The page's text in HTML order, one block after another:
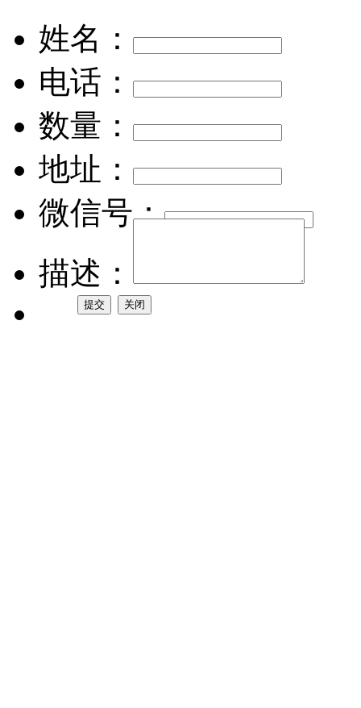
姓名：
电话：
数量：
地址：
微信号：
描述：